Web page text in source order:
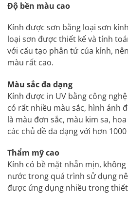
Độ bền màu cao
Kính được sơn bằng loại sơn
loại sơn được thiết kế và tính
với cấu tạo phân tử của kính,
màu rất cao.
Màu sắc đa dạng
Kính được in UV bằng công
có rất nhiều màu sắc, hình ảnh
là màu đơn sắc, màu kim sa,
các chủ đề đa dạng với hơn
Thẩm mỹ cao
Kính có bề mặt nhẵn mịn,
nước trong quá trình sử dụng
được ứng dụng nhiều trong